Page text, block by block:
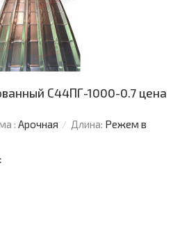
С44ПГ-1000-0.7 цена
: Арочная Длина: Режем в